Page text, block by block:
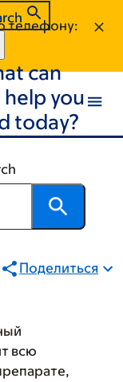
телефону:
can
help you
today?
Поделиться
всю